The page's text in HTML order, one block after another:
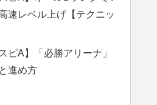
速レベル上げ【テクニッ
ピA】「必勝アリーナ」
進め方